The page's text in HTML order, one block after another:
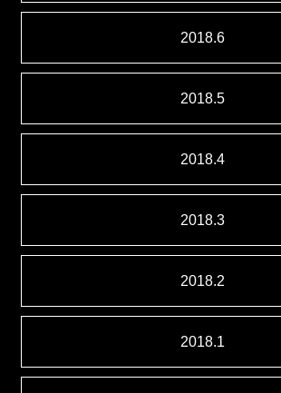
2018.6
2018.5
2018.4
2018.3
2018.2
2018.1